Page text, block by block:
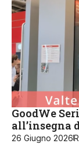
GoodWe
all’insegna
26 Giugno 2026